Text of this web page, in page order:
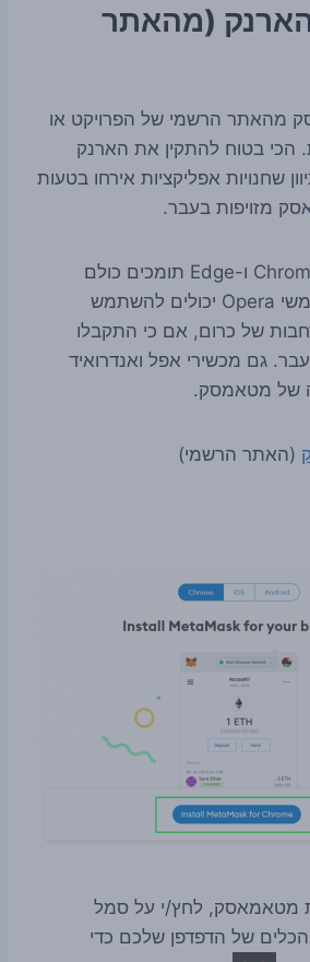
הארנק (מהאתר
מהאתר הרשמי של הפרויקט או
הכי בטוח להתקין את הארנק
שחנויות אפליקציות אירחו בטעות
מזויפות בעבר.
Chrome, Firefox, Brave ו-Edge תומכים כולם
ב-מטאמסק. משתמשי Opera יכולים להשתמש
של כרום, אם כי התקבלו
גם מכשירי אפל ואנדרואיד
של מטאמסק.
(האתר הרשמי)
מטאמאסק, לחץ/י על סמל
של הדפדפן שלכם כדי